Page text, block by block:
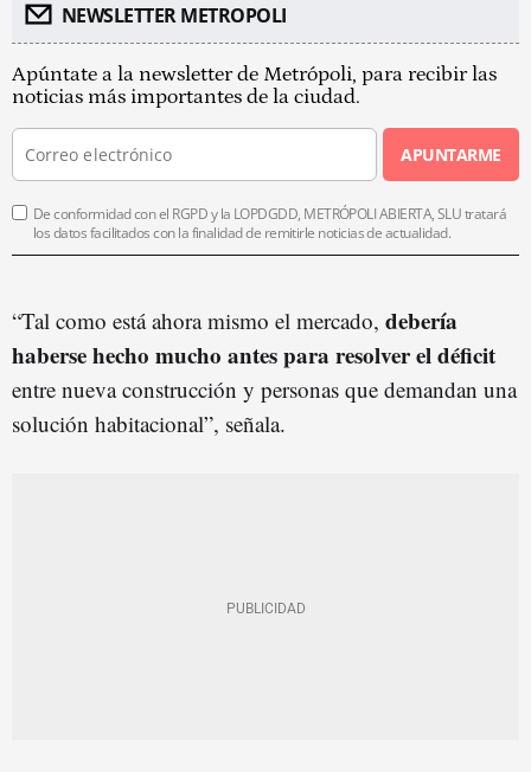
NEWSLETTER METROPOLI
Apúntate a la newsletter de Metrópoli, para recibir las
noticias más importantes de la ciudad.
APUNTARME
De conformidad con el RGPD y la LOPDGDD, METRÓPOLI ABIERTA, SLU tratará
los datos facilitados con la finalidad de remitirle noticias de actualidad.
“Tal como está ahora mismo el mercado, debería
haberse hecho mucho antes para resolver eldéficit
entre nueva construcción y personas que demandan una
solución habitacional”, señala.